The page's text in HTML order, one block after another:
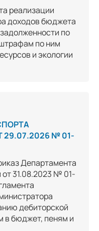
реализации
доходов бюджета
по
по ним
и экологии
№ 01-
Департамента
31.08.2023 № 01-
дебиторской
в бюджет, пеням и